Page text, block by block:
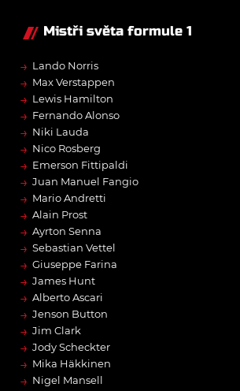
Mistři světa formule 1
→ Lando Norris
→ Max Verstappen
→ Lewis Hamilton
→ Fernando Alonso
→ Niki Lauda
→ Nico Rosberg
→ Emerson Fittipaldi
→ Juan Manuel Fangio
→ Mario Andretti
→ Alain Prost
→ Ayrton Senna
→ Sebastian Vettel
→ Giuseppe Farina
→ James Hunt
→ Alberto Ascari
→ Jenson Button
→ Jim Clark
→ Jody Scheckter
→ Mika Häkkinen
→ Nigel Mansell